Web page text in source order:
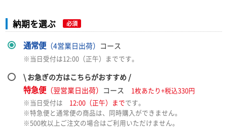
納期を選ぶ 必須
通常便（4営業日出荷） コース
※当日受付は12:00（正午）までです。
\ お急ぎの方はこちらがおすすめ /
特急便（翌営業日出荷） コース
1枚あたり+税込330円
※当日受付は 12:00（正午）までです。
※特急便と通常便の商品は、同時購入ができません。
※500枚以上ご注文の場合はご利用いただけません。